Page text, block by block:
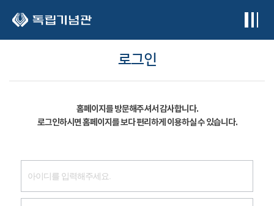
로그인
홈페이지를 방문해주셔서 감사합니다.
로그인하시면 홈페이지를 보다 편리하게 이용하실 수 있습니다.